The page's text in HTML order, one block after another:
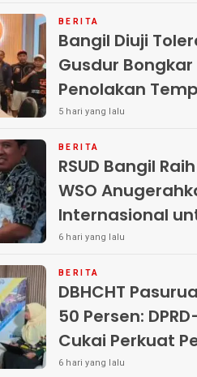
BERITA
Bangil Diuji
Gusdur
Penolakan
5 hari yang lalu
BERITA
RSUD Bangil
WSO
Internasional
6 hari yang lalu
BERITA
DBHCHT
50 Persen:
Cukai Perkuat
Peredaran
6 hari yang lalu